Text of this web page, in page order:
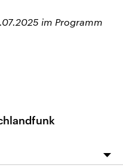
im Programm